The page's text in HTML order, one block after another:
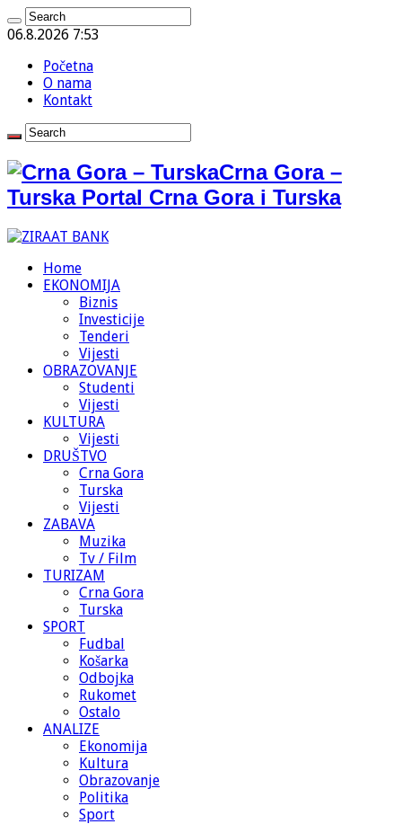
06.8.2026 7:53
Početna
O nama
Kontakt
Crna Gora –
Turska Portal Crna Gora i Turska
Home
EKONOMIJA
Biznis
Investicije
Tenderi
Vijesti
OBRAZOVANJE
Studenti
Vijesti
KULTURA
Vijesti
DRUŠTVO
Crna Gora
Turska
Vijesti
ZABAVA
Muzika
Tv / Film
TURIZAM
Crna Gora
Turska
SPORT
Fudbal
Košarka
Odbojka
Rukomet
Ostalo
ANALIZE
Ekonomija
Kultura
Obrazovanje
Politika
Sport